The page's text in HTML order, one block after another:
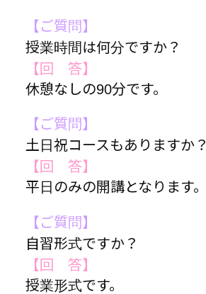
【ご質問】
授業時間は何分ですか？
【回 答】
休憩なしの90分です。
【ご質問】
土日祝コースもありますか？
【回 答】
平日のみの開講となります。
【ご質問】
自習形式ですか？
【回 答】
授業形式です。